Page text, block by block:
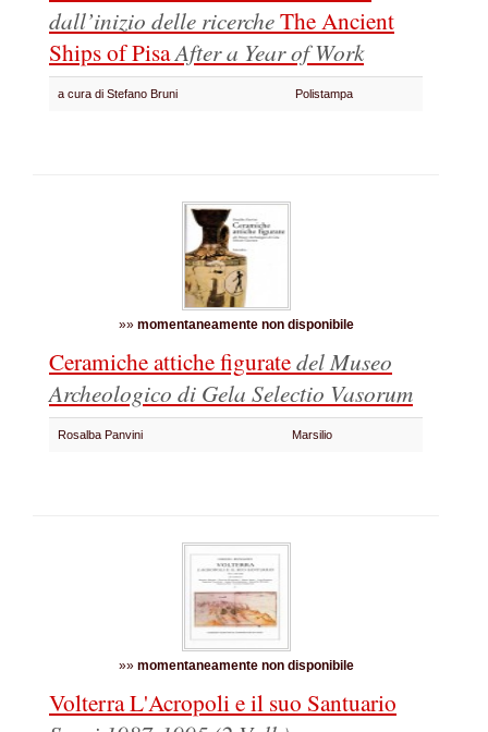
dall’inizio delle ricercheThe Ancient
Ships of PisaAfter a Year of Work
a cura di Stefano Bruni Polistampa
»» momentaneamente non disponibile
Ceramiche attiche figuratedel Museo
Archeologico di Gela Selectio Vasorum
Rosalba Panvini Marsilio
»» momentaneamente non disponibile
Volterra L'Acropoli e il suo Santuario